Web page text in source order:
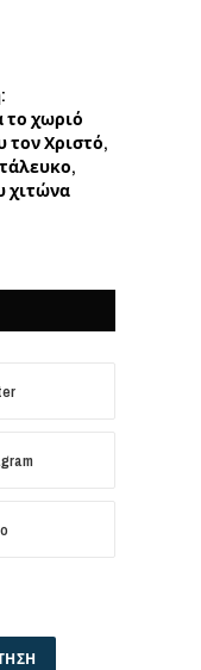
το χωριό
τον Χριστό,
χιτώνα